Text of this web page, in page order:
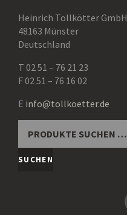
Heinrich Tollkötter GmbH
48163 Münster
Deutschland
T 02 51 – 76 21 23
F 02 51 – 76 16 02
E info@tollkoetter.de
NACH:
SUCHEN